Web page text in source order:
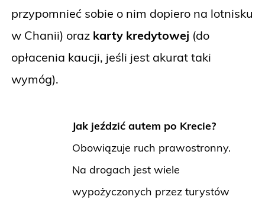
przypomnieć sobie o nim dopiero na lotnisku
w Chanii) oraz karty kredytowej (do
opłacenia kaucji, jeśli jest akurat taki
wymóg).
Jak jeździć autem po Krecie?
Obowiązuje ruch prawostronny.
Na drogach jest wiele
wypożyczonych przez turystów